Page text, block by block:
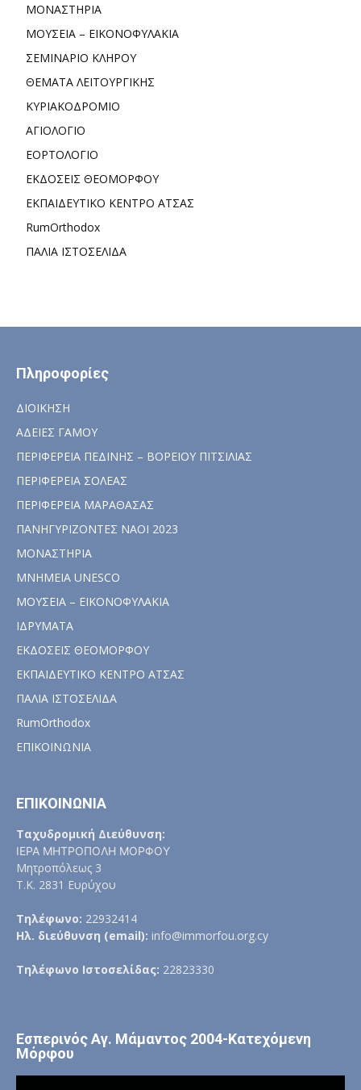
ΜΟΝΑΣΤΗΡΙΑ
ΜΟΥΣΕΙΑ – ΕΙΚΟΝΟΦΥΛΑΚΙΑ
ΣΕΜΙΝΑΡΙΟ ΚΛΗΡΟΥ
ΘΕΜΑΤΑ ΛΕΙΤΟΥΡΓΙΚΗΣ
ΚΥΡΙΑΚΟΔΡΟΜΙΟ
ΑΓΙΟΛΟΓΙΟ
ΕΟΡΤΟΛΟΓΙΟ
ΕΚΔΟΣΕΙΣ ΘΕΟΜΟΡΦΟΥ
ΕΚΠΑΙΔΕΥΤΙΚΟ ΚΕΝΤΡΟ ΑΤΣΑΣ
RumOrthodox
ΠΑΛΙΑ ΙΣΤΟΣΕΛΙΔΑ
Πληροφορίες
ΔΙΟΙΚΗΣΗ
ΑΔΕΙΕΣ ΓΑΜΟΥ
ΠΕΡΙΦΕΡΕΙΑ ΠΕΔΙΝΗΣ – ΒΟΡΕΙΟΥ ΠΙΤΣΙΛΙΑΣ
ΠΕΡΙΦΕΡΕΙΑ ΣΟΛΕΑΣ
ΠΕΡΙΦΕΡΕΙΑ ΜΑΡΑΘΑΣΑΣ
ΠΑΝΗΓΥΡΙΖΟΝΤΕΣ ΝΑΟΙ 2023
ΜΟΝΑΣΤΗΡΙΑ
ΜΝΗΜΕΙΑ UNESCO
ΜΟΥΣΕΙΑ – ΕΙΚΟΝΟΦΥΛΑΚΙΑ
ΙΔΡΥΜΑΤΑ
ΕΚΔΟΣΕΙΣ ΘΕΟΜΟΡΦΟΥ
ΕΚΠΑΙΔΕΥΤΙΚΟ ΚΕΝΤΡΟ ΑΤΣΑΣ
ΠΑΛΙΑ ΙΣΤΟΣΕΛΙΔΑ
RumOrthodox
ΕΠΙΚΟΙΝΩΝΙΑ
ΕΠΙΚΟΙΝΩΝΙΑ
Ταχυδρομική Διεύθυνση:
ΙΕΡΑ ΜΗΤΡΟΠΟΛΗ ΜΟΡΦΟΥ
Μητροπόλεως 3
Τ.Κ. 2831 Ευρύχου
Τηλέφωνο: 22932414
Ηλ. διεύθυνση (email): info@immorfou.org.cy
Τηλέφωνο Ιστοσελίδας: 22823330
Εσπερινός Αγ. Μάμαντος 2004-Κατεχόμενη
Μόρφου